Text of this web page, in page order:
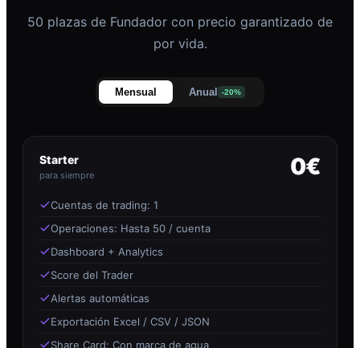
50 plazas de Fundador con precio garantizado de
por vida.
Mensual Anual -20%
Starter
para siempre 0€
Cuentas de trading: 1
Operaciones: Hasta 50 / cuenta
Dashboard + Analytics
Score del Trader
Alertas automáticas
Exportación Excel / CSV / JSON
Share Card: Con marca de agua